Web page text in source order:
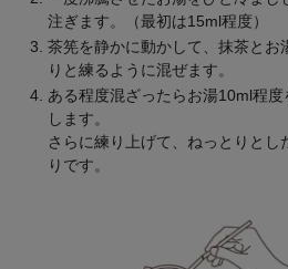
注ぎます。（最初は15ml程度）
茶筅を静かに動かして、抹茶とお
りと練るように混ぜます。
ある程度混ざったらお湯10ml程
します。
さらに練り上げて、ねっとりと
りです。